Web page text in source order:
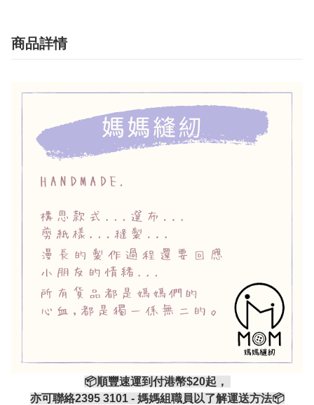
商品詳情
📦順豐速運到付港幣$20起，
亦可聯絡2395 3101 - 媽媽組職員以了解運送方法📦